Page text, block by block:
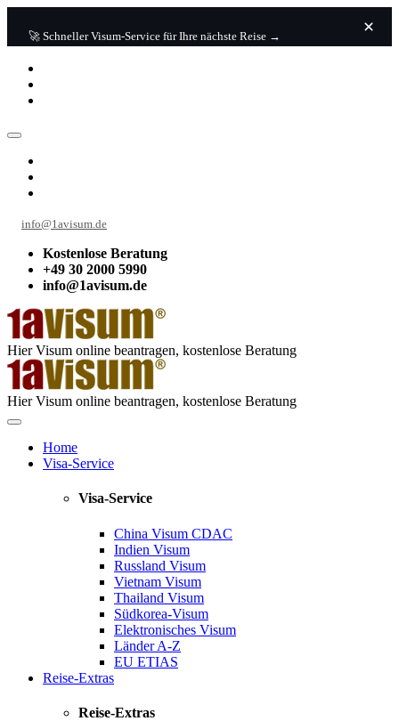
🚀 Schneller Visum-Service für Ihre nächste Reise →
info@1avisum.de
Kostenlose Beratung
+49 30 2000 5990
info@1avisum.de
Hier Visum online beantragen, kostenlose Beratung
Hier Visum online beantragen, kostenlose Beratung
Home
Visa-Service
Visa-Service
China Visum CDAC
Indien Visum
Russland Visum
Vietnam Visum
Thailand Visum
Südkorea-Visum
Elektronisches Visum
Länder A-Z
EU ETIAS
Reise-Extras
Reise-Extras